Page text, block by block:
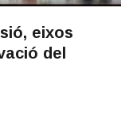
eixos
del